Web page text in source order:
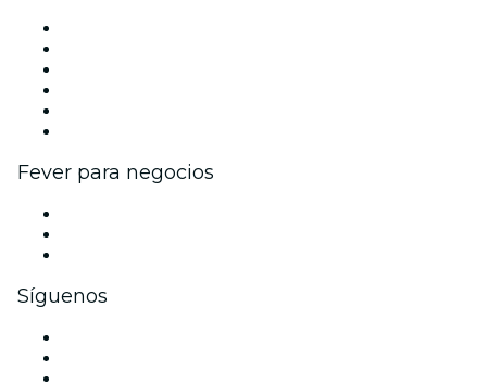
Fever para negocios
Síguenos